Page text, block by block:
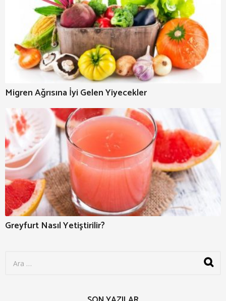
Migren Ağrısına İyi Gelen Yiyecekler
Greyfurt Nasıl Yetiştirilir?